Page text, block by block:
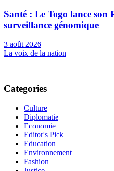
Santé : Le Togo lance son
surveillance génomique
3 août 2026
La voix de la nation
Categories
Culture
Diplomatie
Economie
Editor's Pick
Education
Environnement
Fashion